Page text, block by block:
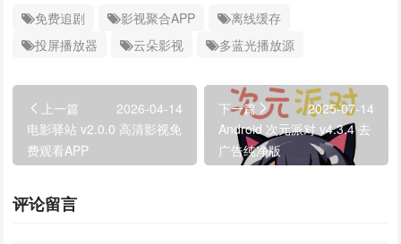
免费追剧 影视聚合APP
离线缓存
投屏播放器
云朵影视 多蓝光播放源
上一篇
2026-04-14
电影驿站 v2.0.0 高清影视免
费观看APP
下一篇
2025-07-14
Android 次元派对 v4.3.4 去
广告纯净版
评论留言